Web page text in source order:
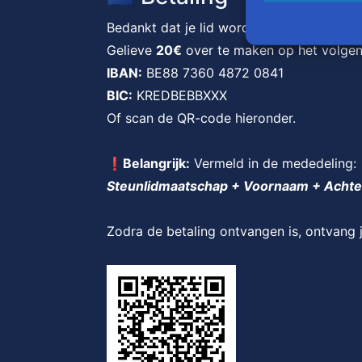
Bedankt dat je lid wordt van Belgium
Gelieve 20€ over te maken op het
IBAN: BE88 7360 4872 0841
BIC: KREDBEBBXXX
Of scan de QR-code hieronder.
❗Belangrijk: Vermeld in de mededeling:
Steunlidmaatschap + Voornaam +
Zodra de betaling ontvangen is, ontvang